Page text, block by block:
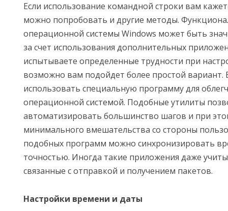
Если использование командной строки вам
можно попробовать и другие методы.
операционной системы Windows может быть
за счет использования дополнительных
испытываете определенные трудности при
возможно вам подойдет более простой
использовать специальную программу для
операционной системой. Подобные утилиты
автоматизировать большинство шагов и при
минимального вмешательства со стороны
подобных программ можно синхронизировать
точностью. Иногда такие приложения даже
связанные с отправкой и получением пакетов.
Настройки времени и даты